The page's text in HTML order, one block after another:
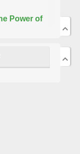
Power of
者。